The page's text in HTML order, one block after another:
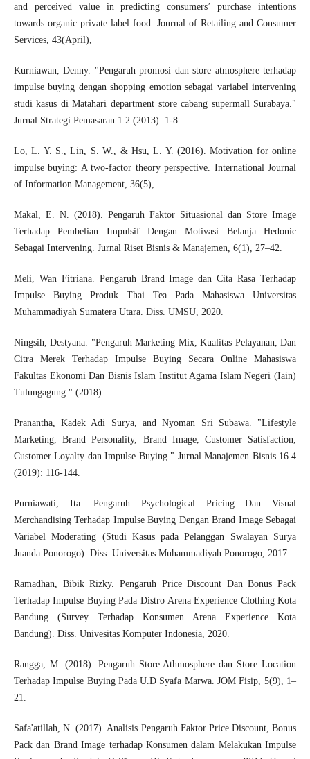
and perceived value in predicting consumers’ purchase intentions
towards organic private label food. Journal of Retailing and Consumer
Services, 43(April),
Kurniawan, Denny. "Pengaruh promosi dan store atmosphere terhadap
impulse buying dengan shopping emotion sebagai variabel intervening
studi kasus di Matahari department store cabang supermall Surabaya."
Jurnal Strategi Pemasaran 1.2 (2013): 1-8.
Lo, L. Y. S., Lin, S. W., & Hsu, L. Y. (2016). Motivation for online
impulse buying: A two-factor theory perspective. International Journal
of Information Management, 36(5),
Makal, E. N. (2018). Pengaruh Faktor Situasional dan Store Image
Terhadap Pembelian Impulsif Dengan Motivasi Belanja Hedonic
Sebagai Intervening. Jurnal Riset Bisnis & Manajemen, 6(1), 27–42.
Meli, Wan Fitriana. Pengaruh Brand Image dan Cita Rasa Terhadap
Impulse Buying Produk Thai Tea Pada Mahasiswa Universitas
Muhammadiyah Sumatera Utara. Diss. UMSU, 2020.
Ningsih, Destyana. "Pengaruh Marketing Mix, Kualitas Pelayanan, Dan
Citra Merek Terhadap Impulse Buying Secara Online Mahasiswa
Fakultas Ekonomi Dan Bisnis Islam Institut Agama Islam Negeri (Iain)
Tulungagung." (2018).
Pranantha, Kadek Adi Surya, and Nyoman Sri Subawa. "Lifestyle
Marketing, Brand Personality, Brand Image, Customer Satisfaction,
Customer Loyalty dan Impulse Buying." Jurnal Manajemen Bisnis 16.4
(2019): 116-144.
Purniawati, Ita. Pengaruh Psychological Pricing Dan Visual
Merchandising Terhadap Impulse Buying Dengan Brand Image Sebagai
Variabel Moderating (Studi Kasus pada Pelanggan Swalayan Surya
Juanda Ponorogo). Diss. Universitas Muhammadiyah Ponorogo, 2017.
Ramadhan, Bibik Rizky. Pengaruh Price Discount Dan Bonus Pack
Terhadap Impulse Buying Pada Distro Arena Experience Clothing Kota
Bandung (Survey Terhadap Konsumen Arena Experience Kota
Bandung). Diss. Univesitas Komputer Indonesia, 2020.
Rangga, M. (2018). Pengaruh Store Athmosphere dan Store Location
Terhadap Impulse Buying Pada U.D Syafa Marwa. JOM Fisip, 5(9), 1–
21.
Safa'atillah, N. (2017). Analisis Pengaruh Faktor Price Discount, Bonus
Pack dan Brand Image terhadap Konsumen dalam Melakukan Impulse